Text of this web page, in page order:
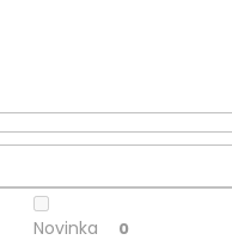
Novinka 0